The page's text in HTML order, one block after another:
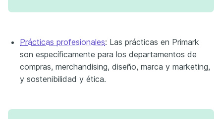
Prácticas profesionales: Las prácticas en Primark
son específicamente para los departamentos de
compras, merchandising, diseño, marca y marketing,
y sostenibilidad y ética.